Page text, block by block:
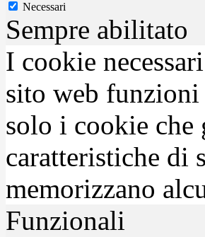
Necessari
Sempre abilitato
I cookie
sito web funzioni
solo i cookie che
caratteristiche di
memorizzano
Funzionali